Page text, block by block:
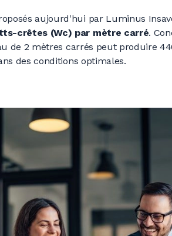
aujourd'hui par Luminus
-crêtes (Wc) par mètre carré.
de 2 mètres carrés peut produire
des conditions optimales.